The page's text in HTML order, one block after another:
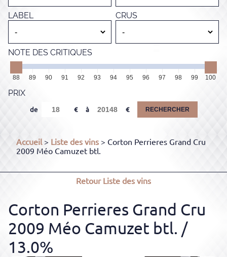
LABEL CRUS
NOTE DES CRITIQUES
88 89 90 91 92 93 94 95 96 97 98 99 100
PRIX
de à RECHERCHER
Accueil> Liste des vins > Corton Perrieres Grand Cru
2009 Méo Camuzet btl.
RetourListe des vins
Corton Perrieres Grand Cru
2009 Méo Camuzet btl. /
13.0%